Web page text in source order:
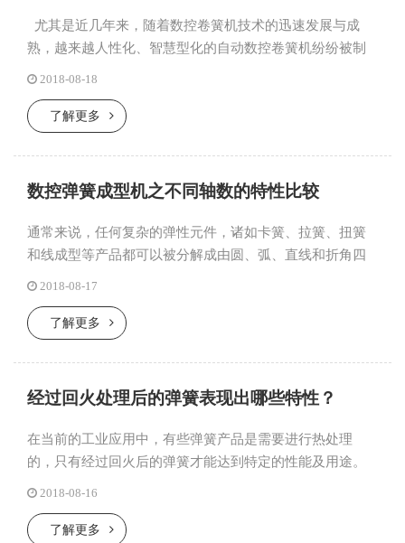
尤其是近几年来，随着数控卷簧机技术的迅速发展与成
熟，越来越人性化、智慧型化的自动数控卷簧机纷纷被制
2018-08-18
了解更多
数控弹簧成型机之不同轴数的特性比较
通常来说，任何复杂的弹性元件，诸如卡簧、拉簧、扭簧
和线成型等产品都可以被分解成由圆、弧、直线和折角四
2018-08-17
了解更多
经过回火处理后的弹簧表现出哪些特性？
在当前的工业应用中，有些弹簧产品是需要进行热处理
的，只有经过回火后的弹簧才能达到特定的性能及用途。
2018-08-16
了解更多